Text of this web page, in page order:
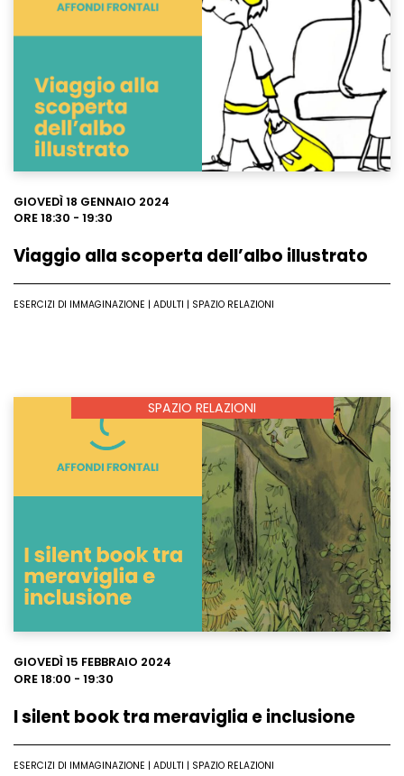
Leggi
Leggi
GIOVEDÌ 18 GENNAIO 2024
ORE 18:30 - 19:30
Viaggio alla scoperta dell’albo illustrato
ESERCIZI DI IMMAGINAZIONE | ADULTI | SPAZIO RELAZIONI
SPAZIO RELAZIONI
GIOVEDÌ 15 FEBBRAIO 2024
ORE 18:00 - 19:30
I silent book tra meraviglia e inclusione
ESERCIZI DI IMMAGINAZIONE | ADULTI | SPAZIO RELAZIONI